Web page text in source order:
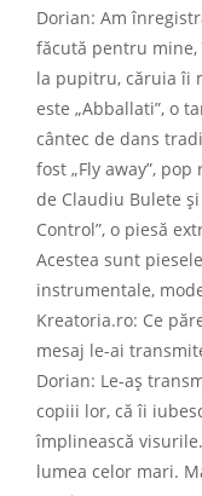
Dorian: Am
făcută pentru mine,
la pupitru, căruia îi
este „Abballati”, o
cântec de dans
fost „Fly away”,
de Claudiu Bulete
Control”, o piesă
Acestea sunt
instrumentale,
Kreatoria.ro: Ce
mesaj le-ai
Dorian: Le-aș
copiii lor, că îi
împlinească
lumea celor mari.